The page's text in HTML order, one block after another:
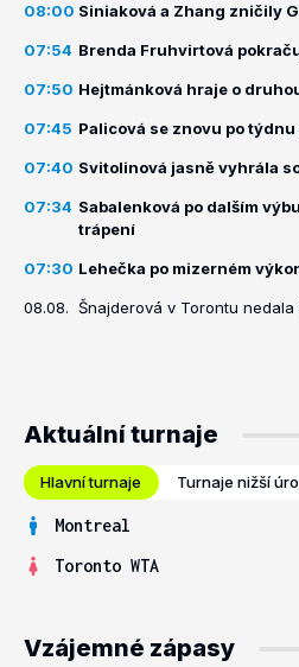
08:00 Siniaková a Zhang zničily
07:54 Brenda Fruhvirtová
07:50 Hejtmánková hraje o
07:45 Palicová se znovu po
07:40 Svitolinová jasně vyhrála
07:34 Sabalenková po dalším
trápení
07:30 Lehečka po mizerném
08.08. Šnajderová v Torontu
Aktuální turnaje
Hlavní turnaje Turnaje nižší
Montreal
Toronto WTA
Vzájemné zápasy